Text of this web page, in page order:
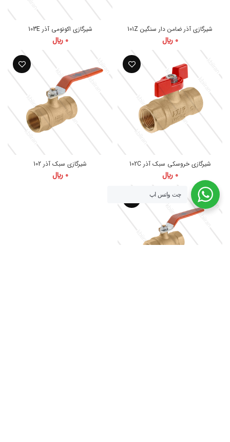
شیرگازی آذر ضامن دار سنگین 101Z
0 ﷼
شیرگازی اکونومی آذر 103E
0 ﷼
شیرگازی خروسکی سبک آذر 102C
0 ﷼
شیرگازی سبک آذر 102
0 ﷼
“ما باهم خواهیم ساخت” میباشد.
ارتباط با ما
021-88909749
چت واتس اپ